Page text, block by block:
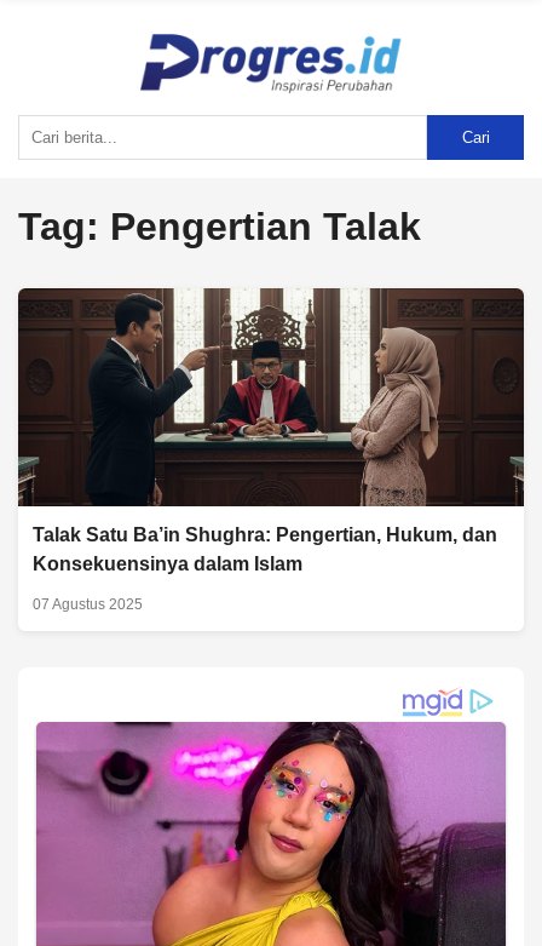
Cari
Tag: Pengertian Talak
Talak Satu Ba’in Shughra: Pengertian, Hukum, dan
Konsekuensinya dalam Islam
07 Agustus 2025